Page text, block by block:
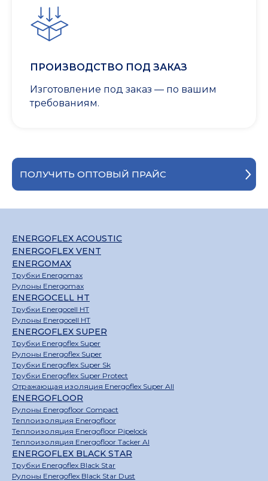
ПРОИЗВОДСТВО ПОД ЗАКАЗ
Изготовление под заказ — по вашим
требованиям.
ПОЛУЧИТЬ ОПТОВЫЙ ПРАЙС
ENERGOFLEX ACOUSTIC
ENERGOFLEX VENT
ENERGOMAX
Трубки Energomax
Рулоны Energomax
ENERGOCELL HT
Трубки Energocell HT
Рулоны Energocell HT
ENERGOFLEX SUPER
Трубки Energoflex Super
Рулоны Energoflex Super
Трубки Energoflex Super Sk
Трубки Energoflex Super Protect
Отражающая изоляция Energoflex Super All
ENERGOFLOOR
Рулоны Energofloor Compact
Теплоизоляция Energofloor
Теплоизоляция Energofloor Pipelock
Теплоизоляция Energofloor Tacker Al
ENERGOFLEX BLACK STAR
Трубки Energoflex Black Star
Рулоны Energoflex Black Star Dust